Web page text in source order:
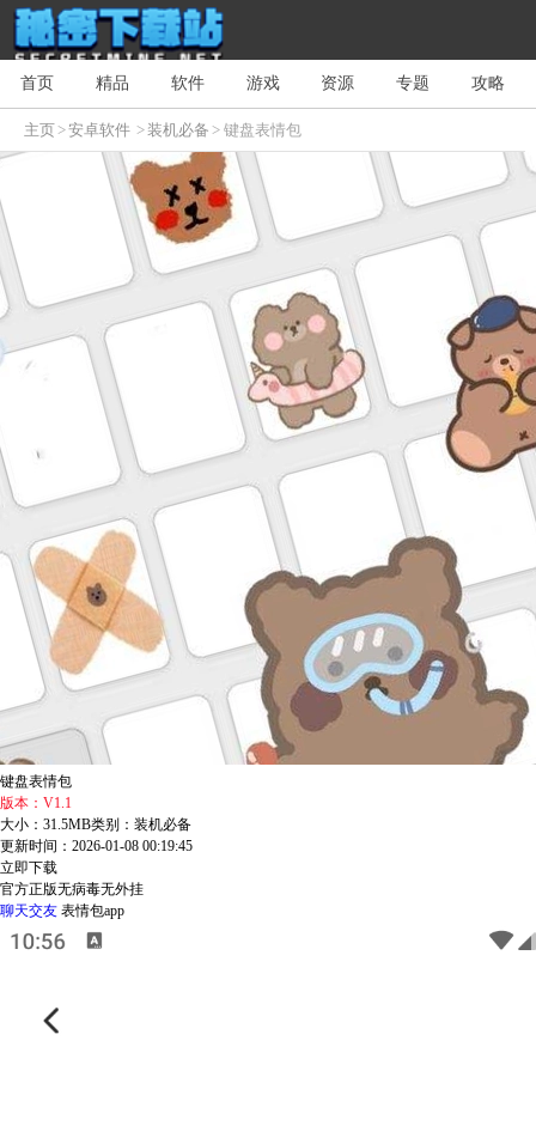
首页 精品 软件 游戏 资源 专题 攻略
主页>安卓软件 >装机必备 > 键盘表情包
键盘表情包
版本：V1.1
大小：31.5MB类别：装机必备
更新时间：2026-01-08 00:19:45
立即下载
官方正版无病毒无外挂
聊天交友 表情包app